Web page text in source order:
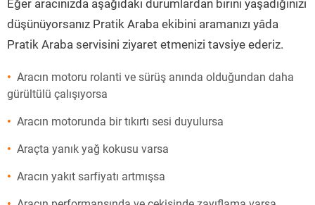
Eğer aracınızda aşağıdaki durumlardan birini yaşadığınızı
düşünüyorsanız Pratik Araba ekibini aramanızı yâda
Pratik Araba servisini ziyaret etmenizi tavsiye ederiz.
Aracın motoru rolanti ve sürüş anında olduğundan daha
gürültülü çalışıyorsa
Aracın motorunda bir tıkırtı sesi duyulursa
Araçta yanık yağ kokusu varsa
Aracın yakıt sarfiyatı artmışsa